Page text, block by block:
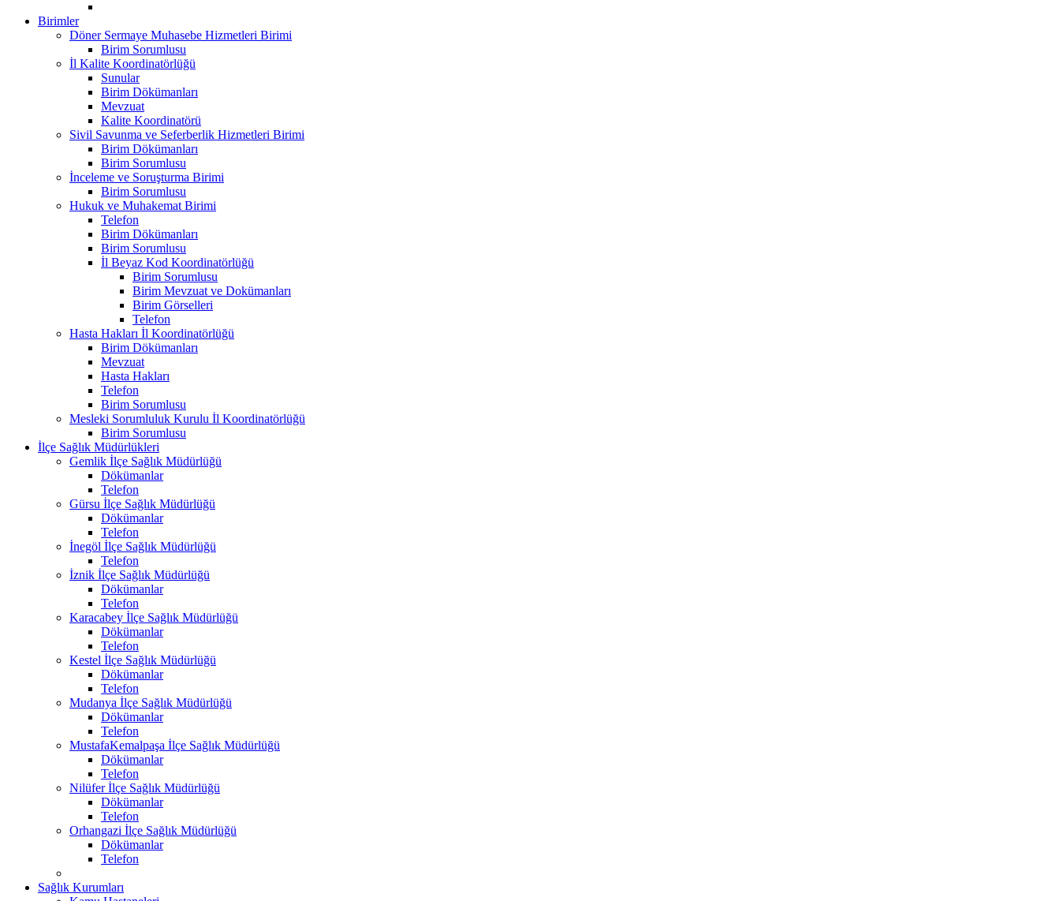
Birimler
Döner Sermaye Muhasebe Hizmetleri Birimi
Birim Sorumlusu
İl Kalite Koordinatörlüğü
Sunular
Birim Dökümanları
Mevzuat
Kalite Koordinatörü
Sivil Savunma ve Seferberlik Hizmetleri Birimi
Birim Dökümanları
Birim Sorumlusu
İnceleme ve Soruşturma Birimi
Birim Sorumlusu
Hukuk ve Muhakemat Birimi
Telefon
Birim Dökümanları
Birim Sorumlusu
İl Beyaz Kod Koordinatörlüğü
Birim Sorumlusu
Birim Mevzuat ve Dokümanları
Birim Görselleri
Telefon
Hasta Hakları İl Koordinatörlüğü
Birim Dökümanları
Mevzuat
Hasta Hakları
Telefon
Birim Sorumlusu
Mesleki Sorumluluk Kurulu İl Koordinatörlüğü
Birim Sorumlusu
İlçe Sağlık Müdürlükleri
Gemlik İlçe Sağlık Müdürlüğü
Dökümanlar
Telefon
Gürsu İlçe Sağlık Müdürlüğü
Dökümanlar
Telefon
İnegöl İlçe Sağlık Müdürlüğü
Telefon
İznik İlçe Sağlık Müdürlüğü
Dökümanlar
Telefon
Karacabey İlçe Sağlık Müdürlüğü
Dökümanlar
Telefon
Kestel İlçe Sağlık Müdürlüğü
Dökümanlar
Telefon
Mudanya İlçe Sağlık Müdürlüğü
Dökümanlar
Telefon
MustafaKemalpaşa İlçe Sağlık Müdürlüğü
Dökümanlar
Telefon
Nilüfer İlçe Sağlık Müdürlüğü
Dökümanlar
Telefon
Orhangazi İlçe Sağlık Müdürlüğü
Dökümanlar
Telefon
Sağlık Kurumları